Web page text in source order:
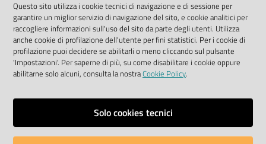
2003/98/CE e dal D. Lgs. n. 36/2006
SEGUICI SU
Facebook Biblioteche
Instagram
TwitterYouTube
Scarica le app
Questo sito utilizza i cookie tecnici di navigazione e di sessione per
garantire un miglior servizio di navigazione del sito, e cookie analitici per
raccogliere informazioni sull'uso del sito da parte degli utenti. Utilizza
anche cookie di profilazione dell'utente per fini statistici. Per i cookie di
profilazione puoi decidere se abilitarli o meno cliccando sul pulsante
'Impostazioni'. Per saperne di più, su come disabilitare i cookie oppure
abilitarne solo alcuni, consulta la nostraCookie Policy.
Solo cookies tecnici